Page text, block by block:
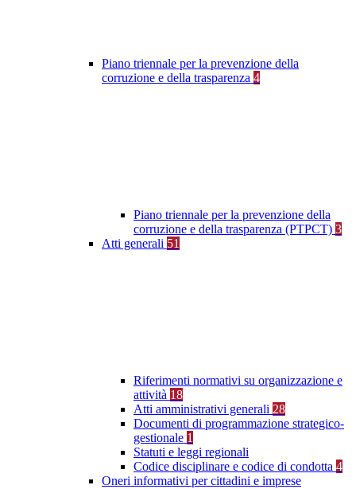
Piano triennale per la prevenzione della
corruzione e della trasparenza 4
Piano triennale per la prevenzione della
corruzione e della trasparenza (PTPCT) 3
Atti generali 51
Riferimenti normativi su organizzazione e
attività 18
Atti amministrativi generali 28
Documenti di programmazione strategico-
gestionale 1
Statuti e leggi regionali
Codice disciplinare e codice di condotta 4
Oneri informativi per cittadini e imprese